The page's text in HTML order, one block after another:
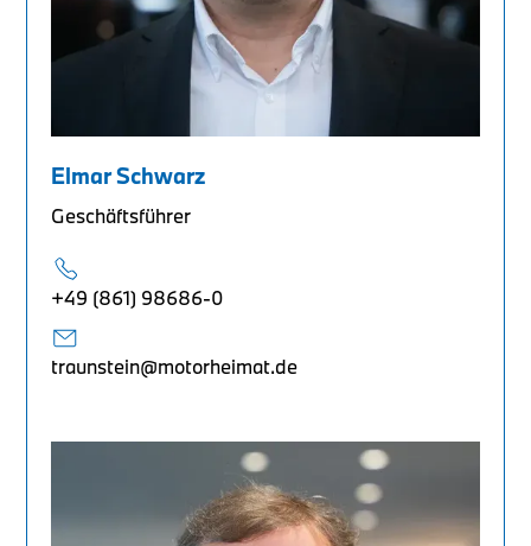
Elmar Schwarz
Geschäftsführer
+49 (861) 98686-0
traunstein@motorheimat.de